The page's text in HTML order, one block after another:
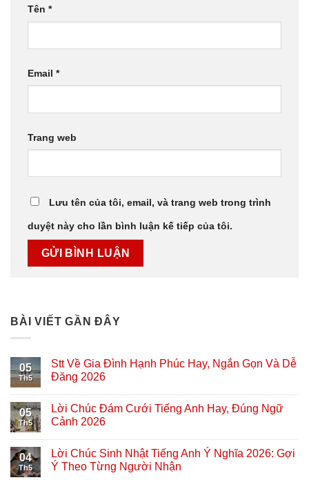
Tên *
Email *
Trang web
Lưu tên của tôi, email, và trang web trong trình
duyệt này cho lần bình luận kế tiếp của tôi.
BÀI VIẾT GẦN ĐÂY
05
Th5
Stt Về Gia Đình Hạnh Phúc Hay, Ngắn Gọn Và Dễ
Đăng 2026
05
Th5
Lời Chúc Đám Cưới Tiếng Anh Hay, Đúng Ngữ
Cảnh 2026
04
Th5
Lời Chúc Sinh Nhật Tiếng Anh Ý Nghĩa 2026: Gợi
Ý Theo Từng Người Nhận